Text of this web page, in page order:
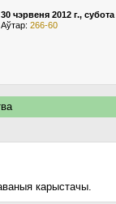
30 чэрвеня 2012 г., субота
Аўтар: 266-60
карыстачы.